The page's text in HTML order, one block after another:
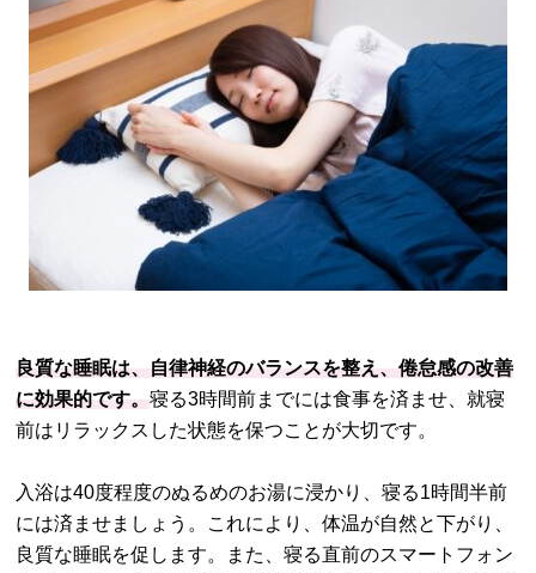
良質な睡眠は、自律神経のバランスを整え、倦怠感の改善
に効果的です。寝る3時間前までには食事を済ませ、就寝
前はリラックスした状態を保つことが大切です。
入浴は40度程度のぬるめのお湯に浸かり、寝る1時間半前
には済ませましょう。これにより、体温が自然と下がり、
良質な睡眠を促します。また、寝る直前のスマートフォン